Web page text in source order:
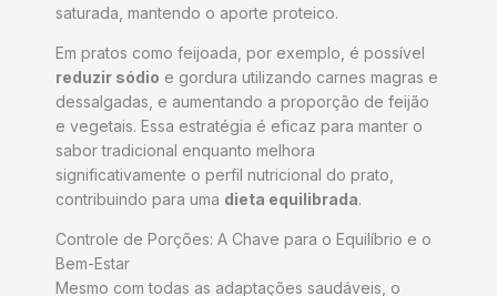
saturada, mantendo o aporte proteico.
Em pratos como feijoada, por exemplo, é possível
reduzir sódio e gordura utilizando carnes magras e
dessalgadas, e aumentando a proporção de feijão
e vegetais. Essa estratégia é eficaz para manter o
sabor tradicional enquanto melhora
significativamente o perfil nutricional do prato,
contribuindo para uma dieta equilibrada.
Controle de Porções: A Chave para o Equilíbrio e o
Bem-Estar
Mesmo com todas as adaptações saudáveis, o